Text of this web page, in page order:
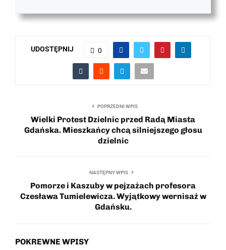
UDOSTĘPNIJ 0
POPRZEDNI WPIS
Wielki Protest Dzielnic przed Radą Miasta
Gdańska. Mieszkańcy chcą silniejszego głosu
dzielnic
NASTĘPNY WPIS
Pomorze i Kaszuby w pejzażach profesora
Czesława Tumielewicza. Wyjątkowy wernisaż w
Gdańsku.
POKREWNE WPISY